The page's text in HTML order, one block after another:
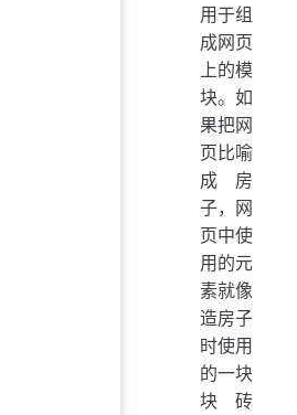
用于组
成网页
上的模
块。如
果把网
页比喻
成房
子，网
页中使
用的元
素就像
造房子
时使用
的一块
块砖